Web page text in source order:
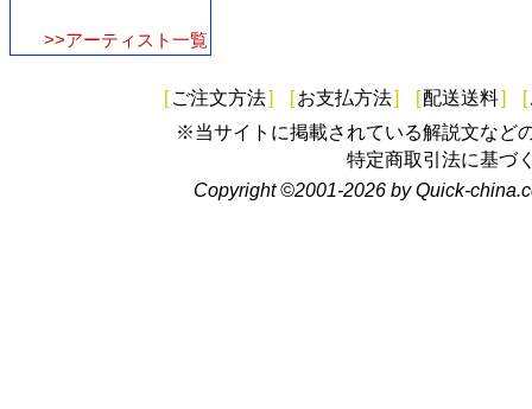
>>アーティスト一覧
[ ご注文方法] [お支払方法] [配送送料] [
※当サイトに掲載されている解説文など
特定商取引法に基づ
Copyright ©2001-2026 by Quick-